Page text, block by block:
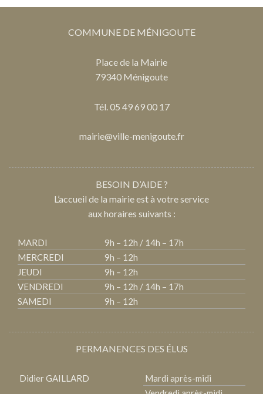
COMMUNE DE MÉNIGOUTE
Place de la Mairie
79340 Ménigoute
Tél. 05 49 69 00 17
mairie@ville-menigoute.fr
BESOIN D’AIDE ?
L’accueil de la mairie est à votre service
aux horaires suivants :
MARDI
9h – 12h / 14h – 17h
MERCREDI
9h – 12h
JEUDI
9h – 12h
VENDREDI
9h – 12h / 14h – 17h
SAMEDI
9h – 12h
PERMANENCES DES ÉLUS
Didier GAILLARD
Mardi après-midi